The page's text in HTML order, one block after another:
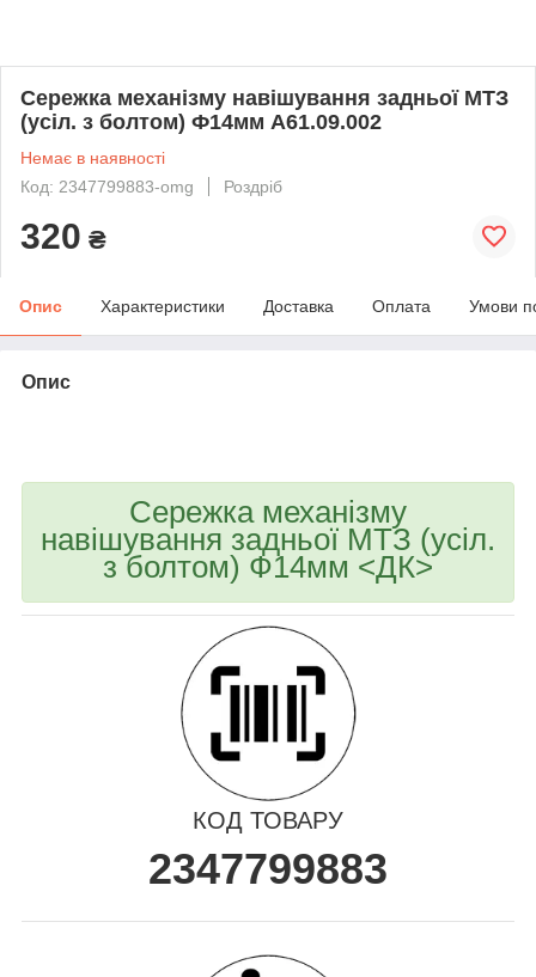
Сережка механізму навішування задньої МТЗ
(усіл. з болтом) Ф14мм А61.09.002
Немає в наявності
Код: 2347799883-omg
Роздріб
320 ₴
Опис Характеристики Доставка Оплата Умови
Опис
Сережка механізму
навішування задньої МТЗ (усіл.
з болтом) Ф14мм <ДК>
КОД ТОВАРУ
2347799883